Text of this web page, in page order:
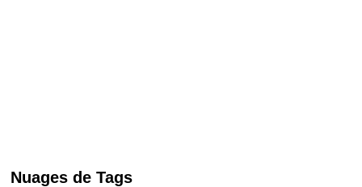
Nuages de Tags